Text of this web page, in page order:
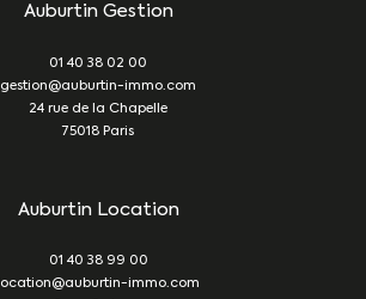
Auburtin Gestion
01 40 38 02 00
gestion@auburtin-immo.com
24 rue de la Chapelle
75018
Paris
Auburtin Location
01 40 38 99 00
location@auburtin-immo.com